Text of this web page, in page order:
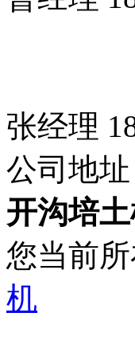
张经理
公司地址
开沟培
您当前
机